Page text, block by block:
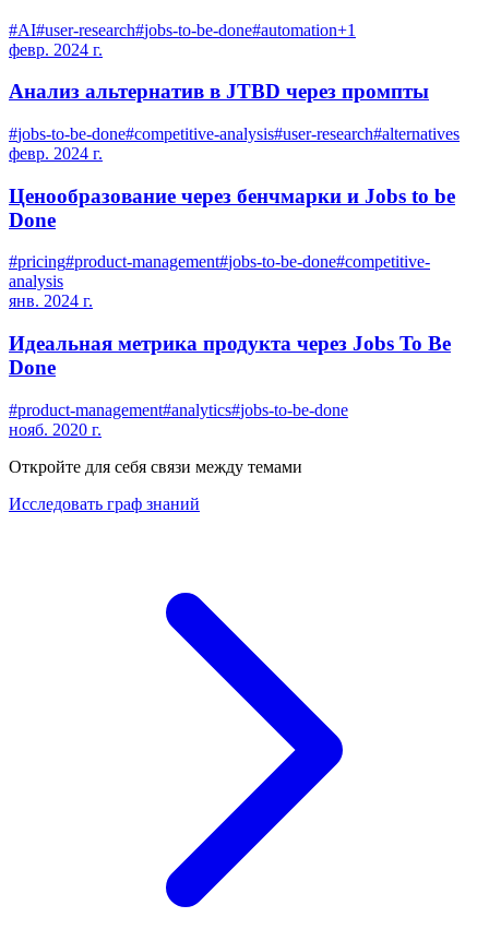
#AI#user-research#jobs-to-be-done#automation+1
февр. 2024 г.
Анализ альтернатив в JTBD через промпты
#jobs-to-be-done#competitive-analysis#user-research#alternatives
февр. 2024 г.
Ценообразование через бенчмарки и Jobs to be
Done
#pricing#product-management#jobs-to-be-done#competitive-
analysis
янв. 2024 г.
Идеальная метрика продукта через Jobs To Be
Done
#product-management#analytics#jobs-to-be-done
нояб. 2020 г.
Откройте для себя связи между темами
Исследовать граф знаний